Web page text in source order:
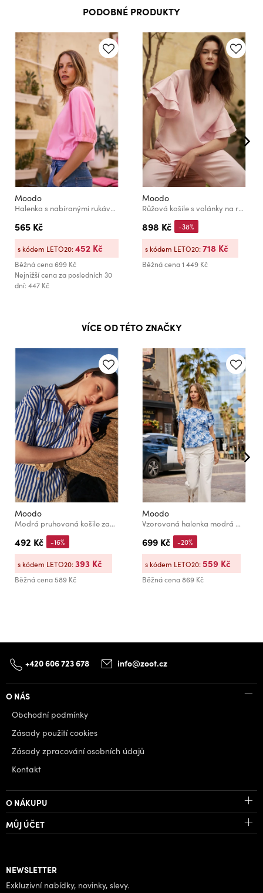
PODOBNÉ PRODUKTY
Moodo
Halenka s nabíranými rukávy růžová Moodo
565 Kč
Běžná cena699 Kč
Nejnižší cena za posledních 30
dní: 447 Kč
s kódem LETO20:452 Kč
Moodo
Růžová košile s volánky na rukávech Moodo
898 Kč
Běžná cena1 449 Kč
-38%
s kódem LETO20:718 Kč
VÍCE OD TÉTO ZNAČKY
Moodo
Modrá pruhovaná košile zapínaná na knoflíky s kapsami Moodo
492 Kč
Běžná cena589 Kč
-16%
s kódem LETO20:393 Kč
Moodo
Vzorovaná halenka modrá Moodo
699 Kč
Běžná cena869 Kč
-20%
s kódem LETO20:559 Kč
+420 606 723 678 info@zoot.cz
O NÁS
Obchodní podmínky
Zásady použití cookies
Zásady zpracování osobních údajů
Kontakt
O NÁKUPU
MŮJ ÚČET
NEWSLETTER
Exkluzivní nabídky, novinky, slevy.